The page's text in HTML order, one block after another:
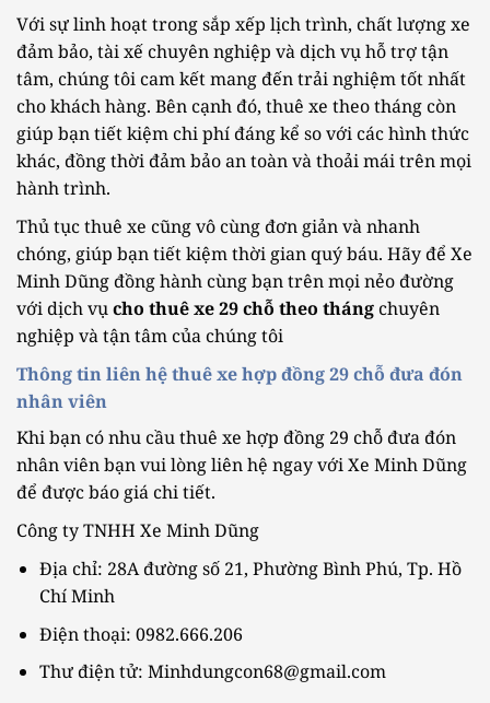
Với sự linh hoạt trong sắp xếp lịch trình, chất lượng xe
đảm bảo, tài xế chuyên nghiệp và dịch vụ hỗ trợ tận
tâm, chúng tôi cam kết mang đến trải nghiệm tốt nhất
cho khách hàng. Bên cạnh đó, thuê xe theo tháng còn
giúp bạn tiết kiệm chi phí đáng kể so với các hình thức
khác, đồng thời đảm bảo an toàn và thoải mái trên mọi
hành trình.
Thủ tục thuê xe cũng vô cùng đơn giản và nhanh
chóng, giúp bạn tiết kiệm thời gian quý báu. Hãy để Xe
Minh Dũng đồng hành cùng bạn trên mọi nẻo đường
với dịch vụcho thuê xe 29 chỗ theo thángchuyên
nghiệp và tận tâm của chúng tôi
Thông tin liên hệ thuê xe hợp đồng 29 chỗ đưa đón
nhân viên
Khi bạn có nhu cầu thuê xe hợp đồng 29 chỗ đưa đón
nhân viên bạn vui lòng liên hệ ngay với Xe Minh Dũng
để được báo giá chi tiết.
Công ty TNHH Xe Minh Dũng
Địa chỉ: 28A đường số 21, Phường Bình Phú, Tp. Hồ
Chí Minh
Điện thoại: 0982.666.206
Thư điện tử: Minhdungcon68@gmail.com